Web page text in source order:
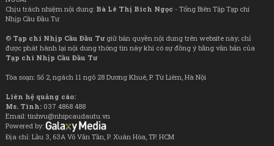
Chịu trách nhiệm nội dung: Bà Lê Thị Bích Ngọc - Tổng Biên Tập Tạp chí
Nhịp Cầu Đầu Tư
© Tạp chí Nhịp Cầu Đầu Tưgiữ bản quyền nội dung trên website này; chỉ
được phát hành lại nội dung thông tin này khi có sự đồng ý bằng văn bản của
Tạp chí Nhịp Cầu Đầu Tư
Tòa soạn: Số 2, ngách 11 ngõ 28 Dương Khuê, P. Từ Liêm, Hà Nội
Liên hệ quảng cáo:
Ms. Tình: 037 4868 488
Email: tinhvu@nhipcaudautu.vn
Powered by:
Địa chỉ: Lầu 3, 63A Võ Văn Tần, P. Xuân Hòa, TP. HCM